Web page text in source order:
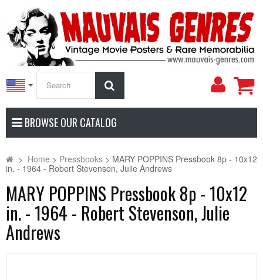
My
BROWSE OUR CATALOG
> Home > Pressbooks > MARY POPPINS Pressbook 8p - 10x12
in. - 1964 - Robert Stevenson, Julie Andrews
MARY POPPINS Pressbook 8p - 10x12
in. - 1964 - Robert Stevenson, Julie
Andrews